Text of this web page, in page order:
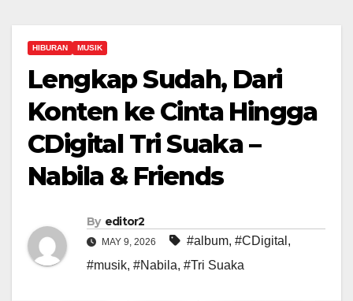
HIBURAN MUSIK
Lengkap Sudah, Dari
Konten ke Cinta Hingga
CDigital Tri Suaka –
Nabila & Friends
By editor2
MAY 9, 2026 #album, #CDigital ,
#musik, #Nabila, #Tri Suaka